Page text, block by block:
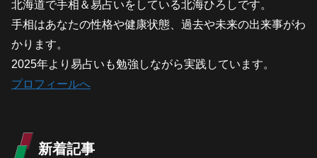
北海道で手相＆易占いをしている北海ひろしです。
手相はあなたの性格や健康状態、過去や未来の出来事がわ
かります。
2025年より易占いも勉強しながら実践しています。
プロフィールへ
新着記事